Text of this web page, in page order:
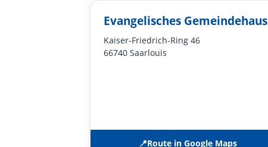
Evangelisches Gemeindehaus
Kaiser-Friedrich-Ring 46
66740 Saarlouis
📍Route in Google Maps